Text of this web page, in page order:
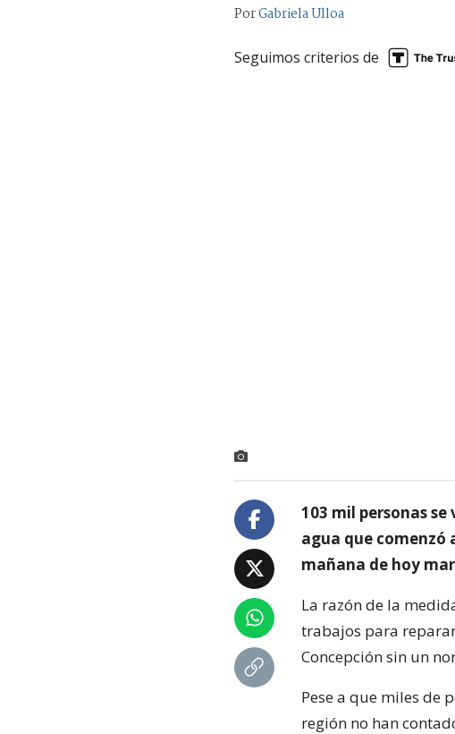
PorGabriela Ulloa
Seguimos criterios de
103 mil personas
agua que comenzó
mañana de hoy
La razón de la
trabajos para
Concepción sin un
Pese a que miles de
región no han